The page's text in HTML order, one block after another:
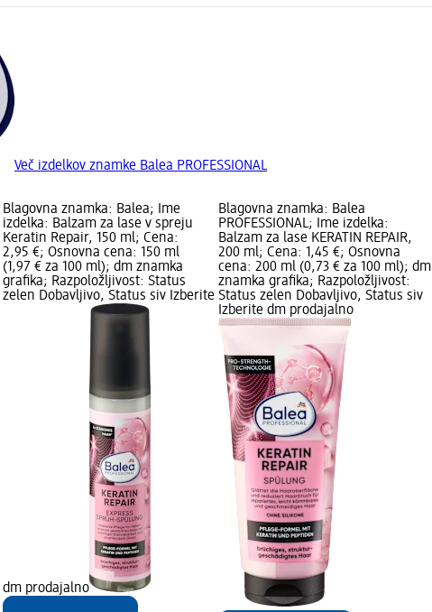
Več izdelkov znamke Balea PROFESSIONAL
Blagovna znamka: Balea; Ime
izdelka: Balzam za lase v spreju
Keratin Repair, 150 ml; Cena:
2,95 €; Osnovna cena: 150 ml
(1,97 € za 100 ml); dm znamka
grafika; Razpoložljivost: Status
zelen Dobavljivo, Status siv Izberite
dm prodajalno
Blagovna znamka: Balea
PROFESSIONAL; Ime izdelka:
Balzam za lase KERATIN REPAIR,
200 ml; Cena: 1,45 €; Osnovna
cena: 200 ml (0,73 € za 100 ml); dm
znamka grafika; Razpoložljivost:
Status zelen Dobavljivo, Status siv
Izberite dm prodajalno